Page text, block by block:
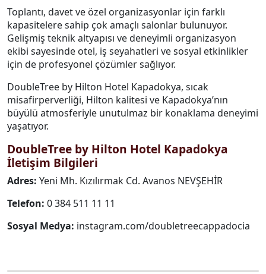
Toplantı, davet ve özel organizasyonlar için farklı
kapasitelere sahip çok amaçlı salonlar bulunuyor.
Gelişmiş teknik altyapısı ve deneyimli organizasyon
ekibi sayesinde otel, iş seyahatleri ve sosyal etkinlikler
için de profesyonel çözümler sağlıyor.
DoubleTree by Hilton Hotel Kapadokya, sıcak
misafirperverliği, Hilton kalitesi ve Kapadokya’nın
büyülü atmosferiyle unutulmaz bir konaklama deneyimi
yaşatıyor.
DoubleTree by Hilton Hotel Kapadokya
İletişim Bilgileri
Adres: Yeni Mh. Kızılırmak Cd. Avanos NEVŞEHİR
Telefon: 0 384 511 11 11
Sosyal Medya: instagram.com/doubletreecappadocia